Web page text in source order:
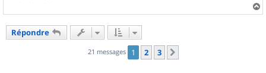
a
Répondre
21 messages 1 2 3